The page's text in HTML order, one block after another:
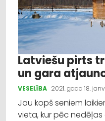
Latviešu pirts
un gara
VESELĪBA 2021. gada 18.
Jau kopš seniem
vieta, kur pēc